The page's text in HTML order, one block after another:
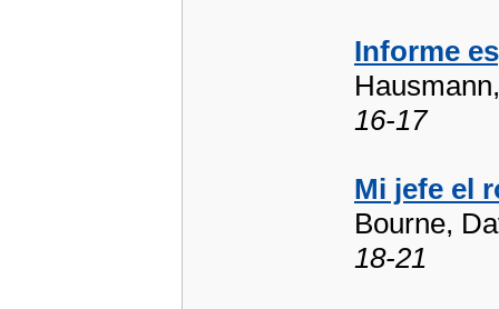
Informe
16-17
Mi jefe el
Bourne,
18-21